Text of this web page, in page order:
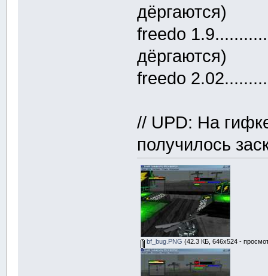
дёргаются)
freedo
дёргаются)
freedo
// UPD: На
получилось
bf_bug.PNG (42.3 КБ, 646x524 -